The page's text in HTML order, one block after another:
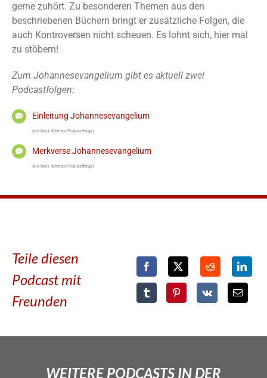
gerne zuhört. Zu besonderen Themen aus den
beschriebenen Büchern bringt er zusätzliche Folgen, die
auch Kontroversen nicht scheuen. Es lohnt sich, hier mal
zu stöbern!
Zum Johannesevangelium gibt es aktuell zwei
Podcastfolgen:
Einleitung Johannesevangelium
(ein Klick führt zur Podcastfolge)
Merkverse Johannesevangelium
(ein Klick führt zur Podcastfolge)
Teile diesen
Podcast mit
Freunden
WEITERE PODCASTS IN DER